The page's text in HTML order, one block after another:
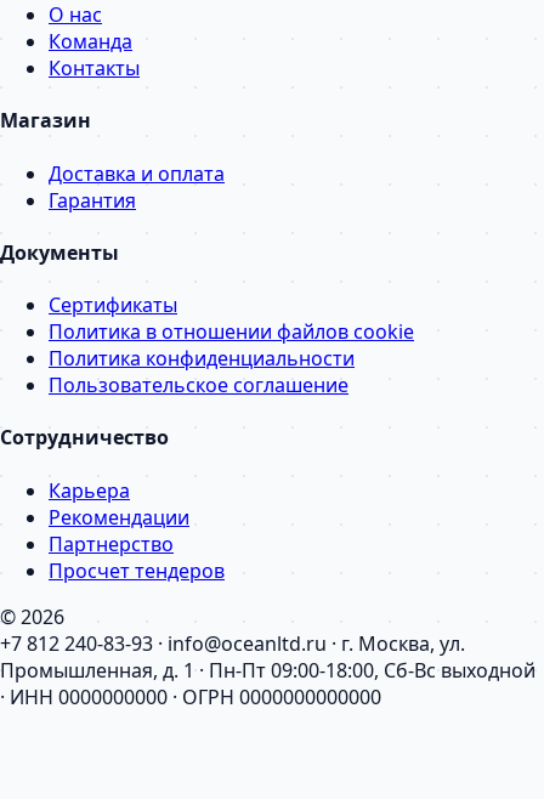
О нас
Команда
Контакты
Магазин
Доставка и оплата
Гарантия
Документы
Сертификаты
Политика в отношении файлов cookie
Политика конфиденциальности
Пользовательское соглашение
Сотрудничество
Карьера
Рекомендации
Партнерство
Просчет тендеров
© 2026
+7 812 240-83-93 · info@oceanltd.ru · г. Москва, ул.
Промышленная, д. 1 · Пн-Пт 09:00-18:00, Сб-Вс выходной
· ИНН 0000000000 · ОГРН 0000000000000